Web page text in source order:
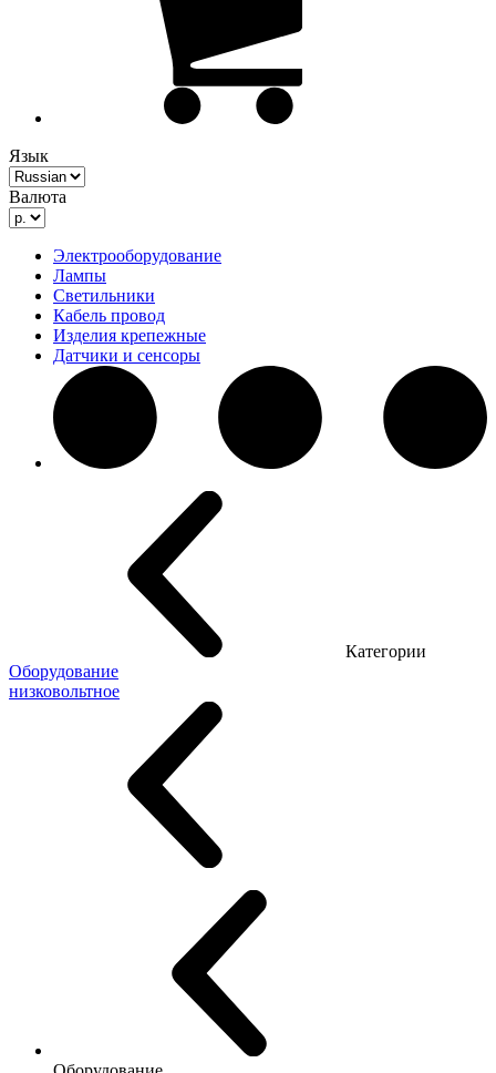
Язык
Валюта
Электрооборудование
Лампы
Светильники
Кабель провод
Изделия крепежные
Датчики и сенсоры
Категории
Оборудование
низковольтное